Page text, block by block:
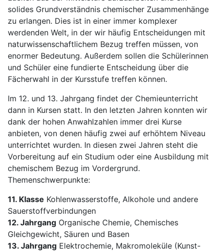
solides Grundverständnis chemischer Zusammenhänge
zu erlangen. Dies ist in einer immer komplexer
werdenden Welt, in der wir häufig Entscheidungen mit
naturwissenschaftlichem Bezug treffen müssen, von
enormer Bedeutung. Außerdem sollen die Schülerinnen
und Schüler eine fundierte Entscheidung über die
Fächerwahl in der Kursstufe treffen können.
Im 12. und 13. Jahrgang findet der Chemieunterricht
dann in Kursen statt. In den letzten Jahren konnten wir
dank der hohen Anwahlzahlen immer drei Kurse
anbieten, von denen häufig zwei auf erhöhtem Niveau
unterrichtet wurden. In diesen zwei Jahren steht die
Vorbereitung auf ein Studium oder eine Ausbildung mit
chemischem Bezug im Vordergrund.
Themenschwerpunkte:
11. Klasse Kohlenwasserstoffe, Alkohole und andere
Sauerstoffverbindungen
12. Jahrgang Organische Chemie, Chemisches
Gleichgewicht, Säuren und Basen
13. Jahrgang Elektrochemie, Makromoleküle (Kunst-